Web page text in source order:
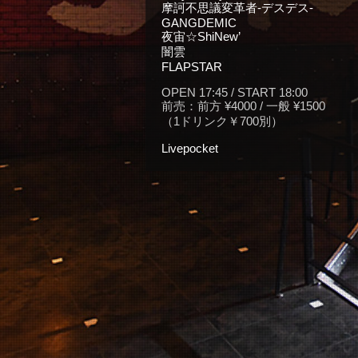
摩訶不思議変革者-デスデス-
GANGDEMIC
夜宙☆ShiNew’
闇雲
FLAPSTAR
OPEN 17:45 / START 18:00
前売：前方 ¥4000 / 一般 ¥1500
（1ドリンク￥700別）
Livepocket